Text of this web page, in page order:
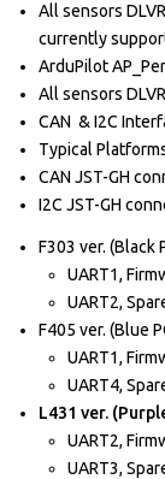
All sensors
currently
ArduPilot
All sensors
CAN & I2C
Typical
CAN JST-GH
I2C JST-GH
F303 ver. (Black
UART1,
UART2,
F405 ver. (Blue
UART1,
UART4,
L431 ver.
UART2,
UART3,